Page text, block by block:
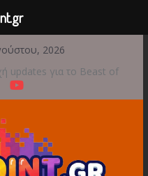
2026
updates για το Beast of
ανάμεικτη υποδοχή
συνεχίζεται στο
με το Wild Blue
για όλη την οικογένεια!
το Crimson Moon